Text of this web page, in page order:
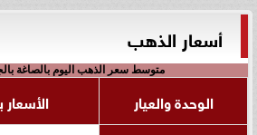
أسعار الذهب
متوسط سعر الذهب اليوم بالصاغة
الوحدة والعيار